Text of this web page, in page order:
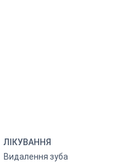
ЛІКУВАННЯ
Видалення зуба